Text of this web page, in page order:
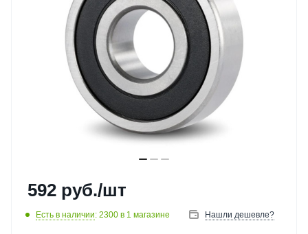
592 руб./шт
Есть в наличии: 2300 в 1 магазине Нашли дешевле?